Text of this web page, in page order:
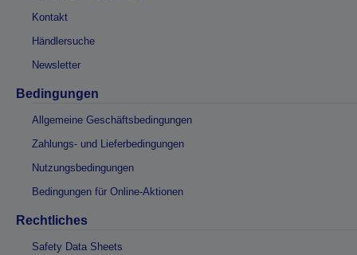
Kontakt
Händlersuche
Newsletter
Bedingungen
Allgemeine Geschäftsbedingungen
Zahlungs- und Lieferbedingungen
Nutzungsbedingungen
Bedingungen für Online-Aktionen
Rechtliches
Safety Data Sheets